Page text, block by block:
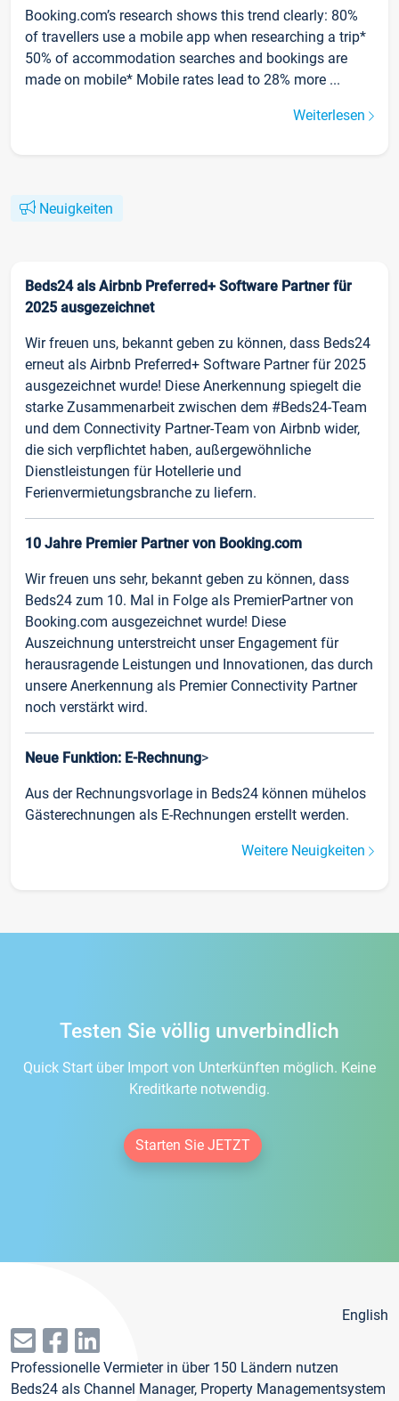
Booking.com’s research shows this trend clearly: 80%
of travellers use a mobile app when researching a trip*
50% of accommodation searches and bookings are
made on mobile* Mobile rates lead to 28% more ...
Weiterlesen
Neuigkeiten
Beds24 als Airbnb Preferred+ Software Partner für
2025 ausgezeichnet
Wir freuen uns, bekannt geben zu können, dass Beds24
erneut als Airbnb Preferred+ Software Partner für 2025
ausgezeichnet wurde! Diese Anerkennung spiegelt die
starke Zusammenarbeit zwischen dem #Beds24-Team
und dem Connectivity Partner-Team von Airbnb wider,
die sich verpflichtet haben, außergewöhnliche
Dienstleistungen für Hotellerie und
Ferienvermietungsbranche zu liefern.
10 Jahre Premier Partner von Booking.com
Wir freuen uns sehr, bekannt geben zu können, dass
Beds24 zum 10. Mal in Folge als PremierPartner von
Booking.com ausgezeichnet wurde! Diese
Auszeichnung unterstreicht unser Engagement für
herausragende Leistungen und Innovationen, das durch
unsere Anerkennung als Premier Connectivity Partner
noch verstärkt wird.
Neue Funktion: E-Rechnung>
Aus der Rechnungsvorlage in Beds24 können mühelos
Gästerechnungen als E-Rechnungen erstellt werden.
Weitere Neuigkeiten
Testen Sie völlig unverbindlich
Quick Start über Import von Unterkünften möglich. Keine
Kreditkarte notwendig.
Starten Sie JETZT
English
Professionelle Vermieter in über 150 Ländern nutzen
Beds24 als Channel Manager, Property Managementsystem